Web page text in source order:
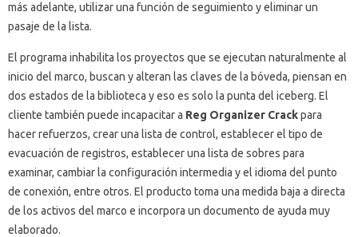
más adelante, utilizar una función de seguimiento y eliminar un
pasaje de la lista.
El programa inhabilita los proyectos que se ejecutan naturalmente al
inicio del marco, buscan y alteran las claves de la bóveda, piensan en
dos estados de la biblioteca y eso es solo la punta del iceberg. El
cliente también puede incapacitar a Reg Organizer Crackpara
hacer refuerzos, crear una lista de control, establecer el tipo de
evacuación de registros, establecer una lista de sobres para
examinar, cambiar la configuración intermedia y el idioma del punto
de conexión, entre otros. El producto toma una medida baja a directa
de los activos del marco e incorpora un documento de ayuda muy
elaborado.